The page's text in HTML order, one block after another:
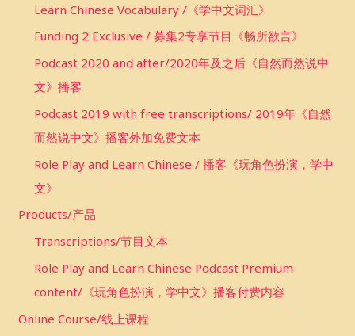
Learn Chinese Vocabulary /《学中文词汇》
Funding 2 Exclusive / 募集2专享节目《畅所欲言》
Podcast 2020 and after/2020年及之后《自然而然说中
文》播客
Podcast 2019 with free transcriptions/ 2019年《自然
而然说中文》播客外加免费文本
Role Play and Learn Chinese / 播客《玩角色扮演，学中
文》
Products/产品
Transcriptions/节目文本
Role Play and Learn Chinese Podcast Premium
content/《玩角色扮演，学中文》播客付费内容
Online Course/线上课程